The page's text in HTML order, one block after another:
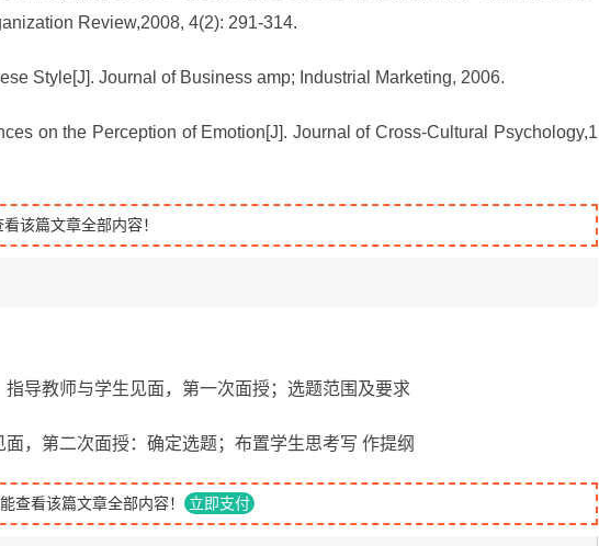
Review,2008, 4(2): 291-314.
Style[J]. Journal of Business amp; Industrial Marketing, 2006.
on the Perception of Emotion[J]. Journal of Cross-Cultural Psychology,1
该篇文章全部内容！
导教师与学生见面，第一次面授；选题范围及要求
，第二次面授：确定选题；布置学生思考写 作提纲
查看该篇文章全部内容！ 立即支付